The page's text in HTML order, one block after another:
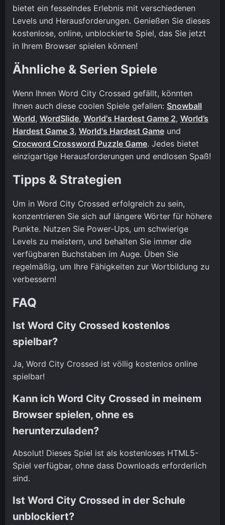
bietet ein fesselndes Erlebnis mit verschiedenen
Levels und Herausforderungen. Genießen Sie dieses
kostenlose, online, unblockierte Spiel, das Sie jetzt
in Ihrem Browser spielen können!
Ähnliche & Serien Spiele
Wenn Ihnen Word City Crossed gefällt, könnten
Ihnen auch diese coolen Spiele gefallen: Snowball
World, WordSlide, World's Hardest Game 2, World’s
Hardest Game 3, World's Hardest Game und
Crocword Crossword Puzzle Game. Jedes bietet
einzigartige Herausforderungen und endlosen Spaß!
Tipps & Strategien
Um in Word City Crossed erfolgreich zu sein,
konzentrieren Sie sich auf längere Wörter für höhere
Punkte. Nutzen Sie Power-Ups, um schwierige
Levels zu meistern, und behalten Sie immer die
verfügbaren Buchstaben im Auge. Üben Sie
regelmäßig, um Ihre Fähigkeiten zur Wortbildung zu
verbessern!
FAQ
Ist Word City Crossed kostenlos
spielbar?
Ja, Word City Crossed ist völlig kostenlos online
spielbar!
Kann ich Word City Crossed in meinem
Browser spielen, ohne es
herunterzuladen?
Absolut! Dieses Spiel ist als kostenloses HTML5-
Spiel verfügbar, ohne dass Downloads erforderlich
sind.
Ist Word City Crossed in der Schule
unblockiert?